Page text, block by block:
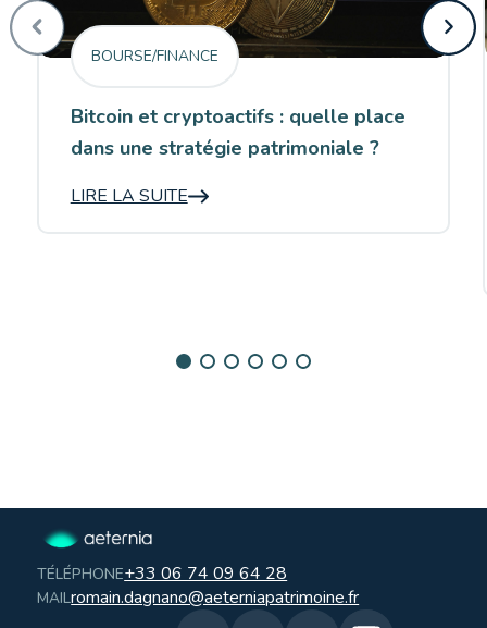
BOURSE/FINANCE
Bitcoin et cryptoactifs : quelle place
dans une stratégie patrimoniale ?
LIRE LA SUITE
TÉLÉPHONE+33 06 74 09 64 28
MAILromain.dagnano@aeterniapatrimoine.fr